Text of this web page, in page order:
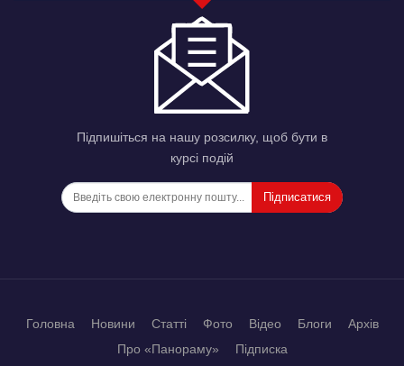
Підпишіться на нашу розсилку, щоб бути в
курсі подій
Підписатися
Головна Новини Статті Фото Відео Блоги
Архів
Про «Панораму»
Підписка